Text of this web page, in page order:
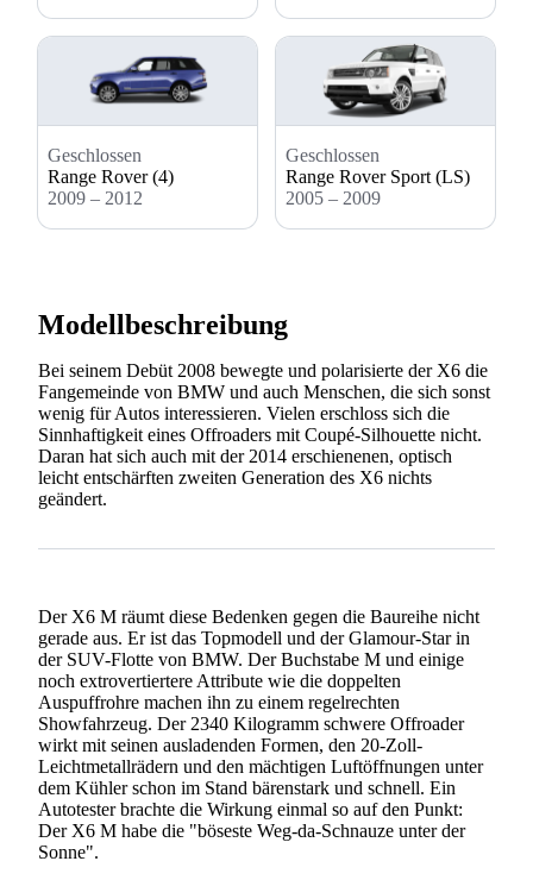
Geschlossen
Range Rover (4)
2009 – 2012
Geschlossen
Range Rover Sport (LS)
2005 – 2009
Modellbeschreibung
Bei seinem Debüt 2008 bewegte und polarisierte der X6 die
Fangemeinde von BMW und auch Menschen, die sich sonst
wenig für Autos interessieren. Vielen erschloss sich die
Sinnhaftigkeit eines Offroaders mit Coupé-Silhouette nicht.
Daran hat sich auch mit der 2014 erschienenen, optisch
leicht entschärften zweiten Generation des X6 nichts
geändert.
Der X6 M räumt diese Bedenken gegen die Baureihe nicht
gerade aus. Er ist das Topmodell und der Glamour-Star in
der SUV-Flotte von BMW. Der Buchstabe M und einige
noch extrovertiertere Attribute wie die doppelten
Auspuffrohre machen ihn zu einem regelrechten
Showfahrzeug. Der 2340 Kilogramm schwere Offroader
wirkt mit seinen ausladenden Formen, den 20-Zoll-
Leichtmetallrädern und den mächtigen Luftöffnungen unter
dem Kühler schon im Stand bärenstark und schnell. Ein
Autotester brachte die Wirkung einmal so auf den Punkt:
Der X6 M habe die "böseste Weg-da-Schnauze unter der
Sonne".